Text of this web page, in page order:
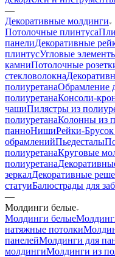
—
Декоративные молдинги
Потолочные плинтуса
панелиДекоративные
плинтусУгловые
камниПотолочные
стекловолокна
полиуретанаОбрамление
полиуретанаКонсоли-
чашиПилястры из
полиуретанаКолонны из
панноНишиРейки-
обрамленийПьедесталы
полиуретанаКруговые
полиуретана
зеркалДекоративные
статуиБалюстрады для
—
Молдинги белые
Молдинги белые
натяжные потолки
панелейМолдинги для
молдингиМолдинги из